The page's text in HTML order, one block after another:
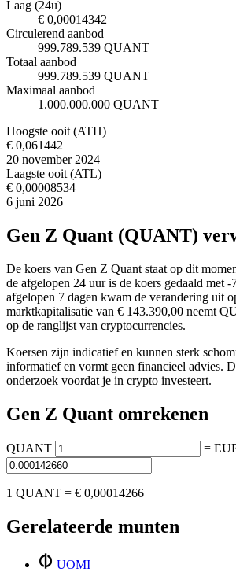
Laag (24u)
€ 0,00014342
Circulerend aanbod
999.789.539 QUANT
Totaal aanbod
999.789.539 QUANT
Maximaal aanbod
1.000.000.000 QUANT
Hoogste ooit (ATH)
€ 0,061442
20 november 2024
Laagste ooit (ATL)
€ 0,00008534
6 juni 2026
Gen Z Quant (QUANT)
De koers van Gen Z Quant staat op dit
de afgelopen 24 uur is de koers gedaald met
afgelopen 7 dagen kwam de verandering uit
marktkapitalisatie van € 143.390,00 neemt
op de ranglijst van cryptocurrencies.
Koersen zijn indicatief en kunnen sterk
informatief en vormt geen financieel advies.
onderzoek voordat je in crypto investeert.
Gen Z Quant omrekenen
QUANT =
1 QUANT = € 0,00014266
Gerelateerde munten
UOMI —